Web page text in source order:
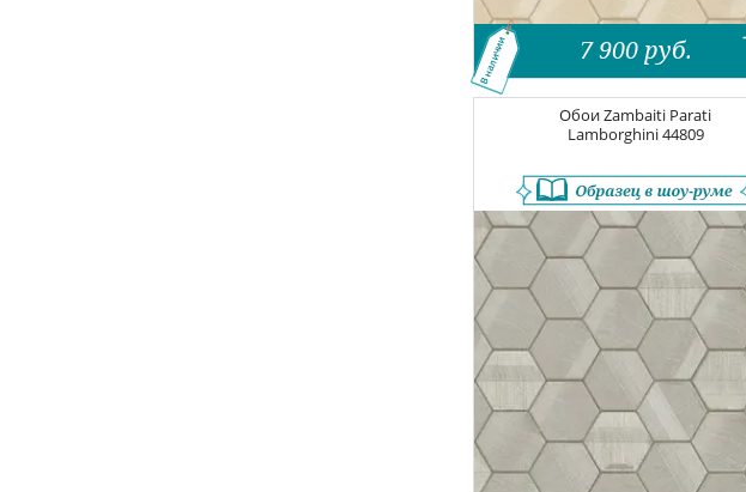
7 900 руб.
В наличии
ОбоиZambaiti Parati
Lamborghini44809